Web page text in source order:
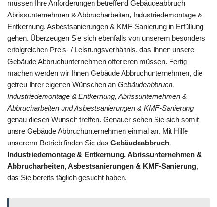
müssen Ihre Anforderungen betreffend Gebäudeabbruch,
Abrissunternehmen & Abbrucharbeiten, Industriedemontage &
Entkernung, Asbestsanierungen & KMF-Sanierung in Erfüllung
gehen. Überzeugen Sie sich ebenfalls von unserem besonders
erfolgreichen Preis- / Leistungsverhältnis, das Ihnen unsere
Gebäude Abbruchunternehmen offerieren müssen. Fertig
machen werden wir Ihnen Gebäude Abbruchunternehmen, die
getreu Ihrer eigenen Wünschen an Gebäudeabbruch,
Industriedemontage & Entkernung, Abrissunternehmen &
Abbrucharbeiten und Asbestsanierungen & KMF-Sanierung
genau diesen Wunsch treffen. Genauer sehen Sie sich somit
unsre Gebäude Abbruchunternehmen einmal an. Mit Hilfe
unsererm Betrieb finden Sie das Gebäudeabbruch,
Industriedemontage & Entkernung, Abrissunternehmen &
Abbrucharbeiten, Asbestsanierungen & KMF-Sanierung,
das Sie bereits täglich gesucht haben.